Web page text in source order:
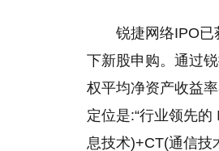
锐捷网络IPO已
下新股申购。通过
权平均净资产收益
定位是:“行业领先
息技术)+CT(通信技